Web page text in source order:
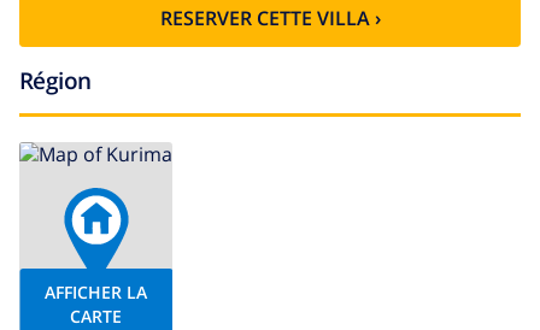
RESERVER CETTE VILLA ›
Région
AFFICHER LA
CARTE